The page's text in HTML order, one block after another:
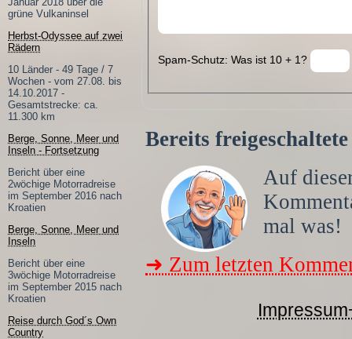
grüne Vulkaninsel
Herbst-Odyssee auf zwei
Rädern
10 Länder - 49 Tage / 7
Wochen - vom 27.08. bis
14.10.2017 -
Gesamtstrecke: ca.
11.300 km
Berge, Sonne, Meer und
Inseln - Fortsetzung
Bericht über eine
2wöchige Motorradreise
im September 2016 nach
Kroatien
Berge, Sonne, Meer und
Inseln
Bericht über eine
3wöchige Motorradreise
im September 2015 nach
Kroatien
Reise durch God´s Own
Country
Spam-Schutz: Was ist 10 + 1?
Bereits
Auf
mal was!
➜ Zum letzten